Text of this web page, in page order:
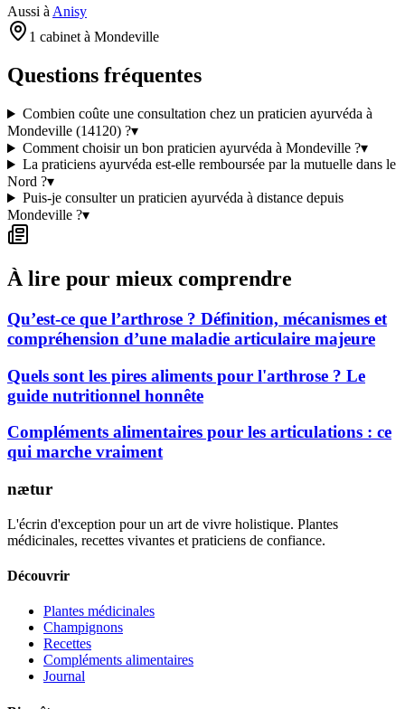
Aussi à Anisy
1 cabinet à Mondeville
Questions fréquentes
Combien coûte une consultation chez un praticien ayurvéda à
Mondeville (14120) ?▾
Comment choisir un bon praticien ayurvéda à Mondeville ?▾
La praticiens ayurvéda est-elle remboursée par la mutuelle dans le
Nord ?▾
Puis-je consulter un praticien ayurvéda à distance depuis
Mondeville ?▾
À lire pour mieux comprendre
Qu’est-ce que l’arthrose ? Définition, mécanismes et
compréhension d’une maladie articulaire majeure
Quels sont les pires aliments pour l'arthrose ? Le
guide nutritionnel honnête
Compléments alimentaires pour les articulations : ce
qui marche vraiment
nætur
L'écrin d'exception pour un art de vivre holistique. Plantes
médicinales, recettes vivantes et praticiens de confiance.
Découvrir
Plantes médicinales
Champignons
Recettes
Compléments alimentaires
Journal